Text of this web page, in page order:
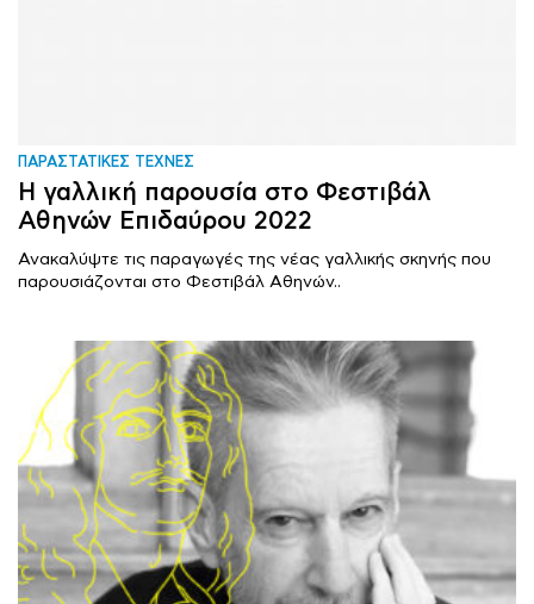
ΠΑΡΑΣΤΑΤΙΚΕΣ ΤΕΧΝΕΣ
Η γαλλική παρουσία στο Φεστιβάλ
Αθηνών Επιδαύρου 2022
Ανακαλύψτε τις παραγωγές της νέας γαλλικής σκηνής που
παρουσιάζονται στο Φεστιβάλ Αθηνών..